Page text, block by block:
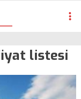
listesi